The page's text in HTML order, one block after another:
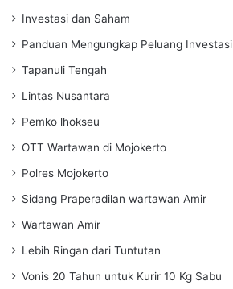
Investasi dan Saham
Panduan Mengungkap Peluang Investasi
Tapanuli Tengah
Lintas Nusantara
Pemko lhokseu
OTT Wartawan di Mojokerto
Polres Mojokerto
Sidang Praperadilan wartawan Amir
Wartawan Amir
Lebih Ringan dari Tuntutan
Vonis 20 Tahun untuk Kurir 10 Kg Sabu